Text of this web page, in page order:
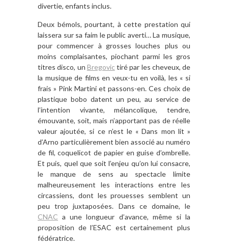
divertie, enfants inclus.
Deux bémols, pourtant, à cette prestation qui
laissera sur sa faim le public averti… La musique,
pour commencer à grosses louches plus ou
moins complaisantes, piochant parmi les gros
titres disco, un Bregovic tiré par les cheveux, de
la musique de films en veux-tu en voilà, les « si
frais » Pink Martini et passons-en. Ces choix de
plastique bobo datent un peu, au service de
l’intention vivante, mélancolique, tendre,
émouvante, soit, mais n’apportant pas de réelle
valeur ajoutée, si ce n’est le « Dans mon lit »
d’Arno particulièrement bien associé au numéro
de fil, coquelicot de papier en guise d’ombrelle.
Et puis, quel que soit l’enjeu qu’on lui consacre,
le manque de sens au spectacle limite
malheureusement les interactions entre les
circassiens, dont les prouesses semblent un
peu trop juxtaposées. Dans ce domaine, le
CNAC a une longueur d’avance, même si la
proposition de l’ESAC est certainement plus
fédératrice.